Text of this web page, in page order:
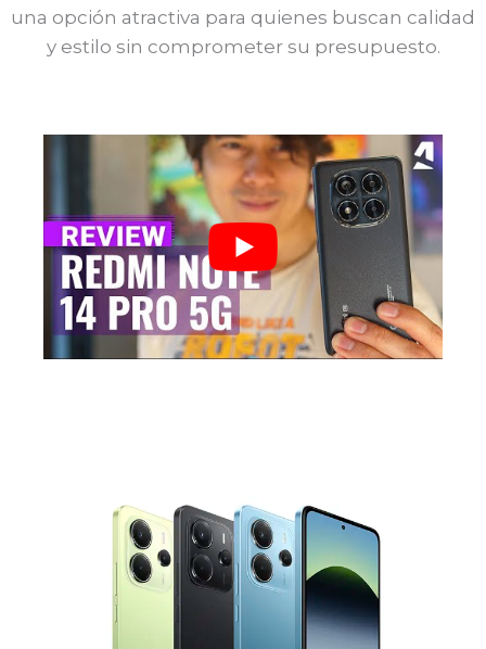
una opción atractiva para quienes buscan calidad
y estilo sin comprometer su presupuesto.